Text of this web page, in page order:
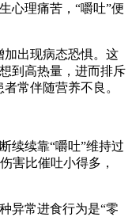
心理痛苦，“嚼吐”便
出现病态恐惧。这
到高热量，进而排斥
常伴随营养不良。
续靠“嚼吐”维持过
害比催吐小得多，
常进食行为是“零